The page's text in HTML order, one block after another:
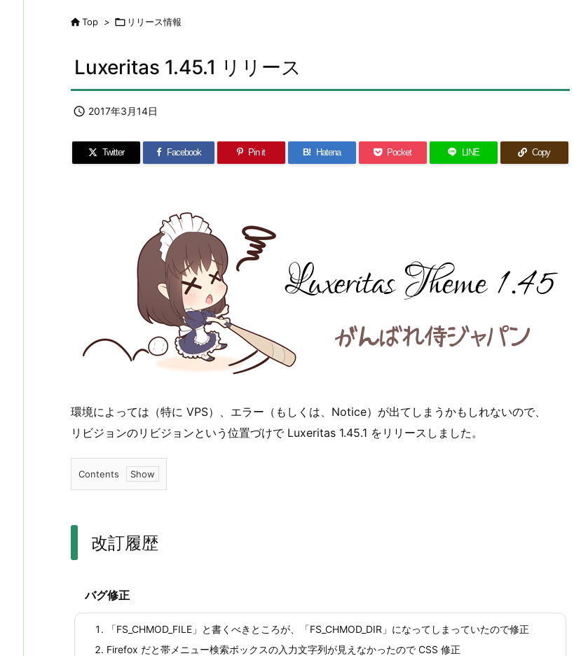
Top >  リリース情報
Luxeritas 1.45.1 リリース
 2017年3月14日
Twitter Facebook Pin it B! Hatena Pocket LINE Copy
環境によっては（特に VPS）、エラー（もしくは、Notice）が出てしまうかもしれないので、
リビジョンのリビジョンという位置づけで Luxeritas 1.45.1 をリリースしました。
Contents
履
改訂履歴
バグ修正
「FS_CHMOD_FILE」と書くべきところが、「FS_CHMOD_DIR」になってしまっていたので修正
Firefox だと帯メニュー検索ボックスの入力文字列が見えなかったので CSS 修正